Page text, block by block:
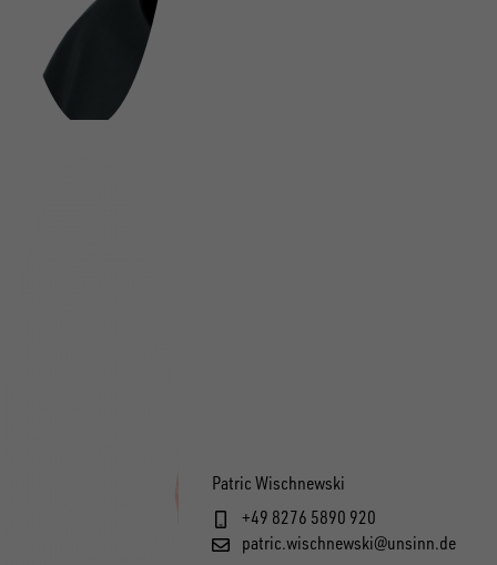
Patric Wischnewski
+49 8276 5890 920
patric.wischnewski@unsinn.de